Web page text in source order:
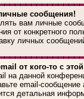
сообщения!
вам личные
от конкретного
личных
от кого-то с
данной
email-
детальная